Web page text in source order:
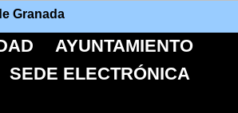
Granada
AYUNTAMIENTO
SEDE ELECTRÓNICA